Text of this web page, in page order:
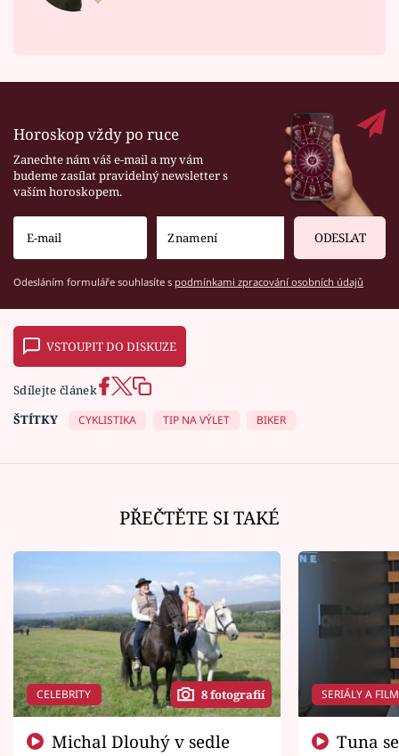
Horoskop vždy po ruce
Zanechte nám váš e-mail a my vám
budeme zasílat pravidelný newsletter s
vaším horoskopem.
ODESLAT
Odesláním formuláře souhlasíte s podmínkami zpracování osobních údajů
VSTOUPIT DO DISKUZE
Sdílejte článek
ŠTÍTKY
CYKLISTIKA TIP NA VÝLET BIKER
PŘEČTĚTE SI TAKÉ
CELEBRITY 8 fotografií SERIÁLY A